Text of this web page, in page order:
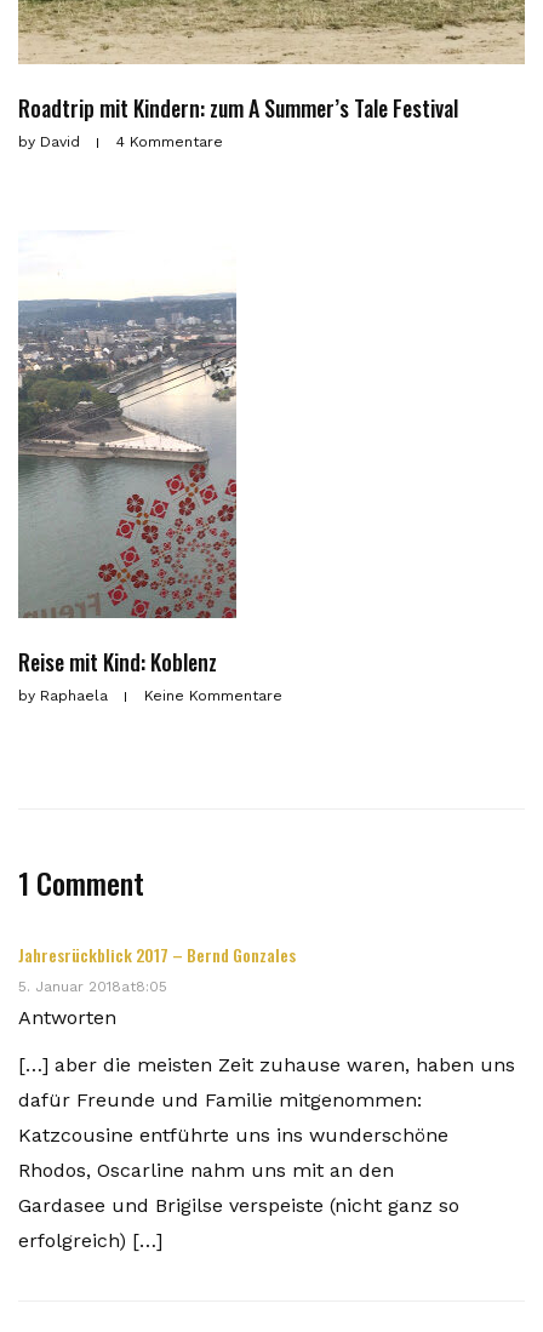
Roadtrip mit Kindern: zum A Summer’s Tale Festival
by David 4 Kommentare
Reise mit Kind: Koblenz
by Raphaela Keine Kommentare
1 Comment
Jahresrückblick 2017 – Bernd Gonzales
5. Januar 2018at8:05
Antworten
[…] aber die meisten Zeit zuhause waren, haben uns
dafür Freunde und Familie mitgenommen:
Katzcousine entführte uns ins wunderschöne
Rhodos, Oscarline nahm uns mit an den
Gardasee und Brigilse verspeiste (nicht ganz so
erfolgreich) […]